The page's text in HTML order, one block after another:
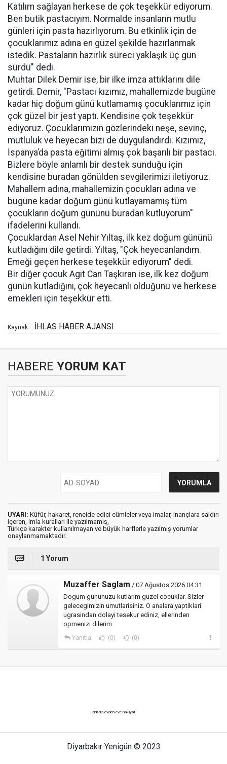
Katılım sağlayan herkese de çok teşekkür ediyorum.
Ben butik pastacıyım. Normalde insanların mutlu
günleri için pasta hazırlıyorum. Bu etkinlik için de
çocuklarımız adına en güzel şekilde hazırlanmak
istedik. Pastaların hazırlık süreci yaklaşık üç gün
sürdü" dedi.
Muhtar Dilek Demir ise, bir ilke imza attıklarını dile
getirdi. Demir, "Pastacı kızımız, mahallemizde bugüne
kadar hiç doğum günü kutlamamış çocuklarımız için
çok güzel bir jest yaptı. Kendisine çok teşekkür
ediyoruz. Çocuklarımızın gözlerindeki neşe, sevinç,
mutluluk ve heyecan bizi de duygulandırdı. Kızımız,
İspanya’da pasta eğitimi almış çok başarılı bir pastacı.
Bizlere böyle anlamlı bir destek sunduğu için
kendisine buradan gönülden sevgilerimizi iletiyoruz.
Mahallem adına, mahallemizin çocukları adına ve
bugüne kadar doğum günü kutlayamamış tüm
çocukların doğum gününü buradan kutluyorum"
ifadelerini kullandı.
Çocuklardan Asel Nehir Yıltaş, ilk kez doğum gününü
kutladığını dile getirdi. Yıltaş, "Çok heyecanlandım.
Emeği geçen herkese teşekkür ediyorum" dedi.
Bir diğer çocuk Agit Can Taşkıran ise, ilk kez doğum
günün kutladığını, çok heyecanlı olduğunu ve herkese
emekleri için teşekkür etti.
Kaynak: İHLAS HABER AJANSI
HABERE YORUM KAT
UYARI: Küfür, hakaret, rencide edici cümleler veya imalar, inançlara saldırı
içeren, imla kuralları ile yazılmamış,
Türkçe karakter kullanılmayan ve büyük harflerle yazılmış yorumlar
onaylanmamaktadır.
1 Yorum
Muzaffer Saglam / 07 Ağustos 2026 04:31
Dogum gununuzu kutlarim guzel cocuklar. Sizler
gelecegimizin umutlarisiniz. O analara yaptiklari
ugrasindan dolayi tesekur ediniz, ellerinden
opmenizi dilerim.
Yanıtla (0) (0)
ankara evden eve nakliyat
Diyarbakır Yenigün © 2023